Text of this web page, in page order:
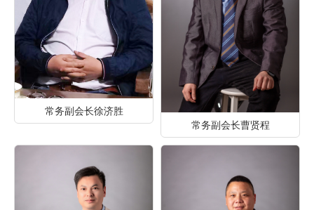
常务副会长徐济胜
常务副会长曹贤程